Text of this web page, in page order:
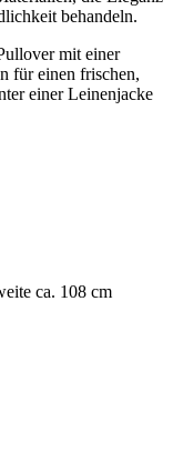
behandeln.
mit einer
für einen frischen,
einer Leinenjacke
ca. 108 cm